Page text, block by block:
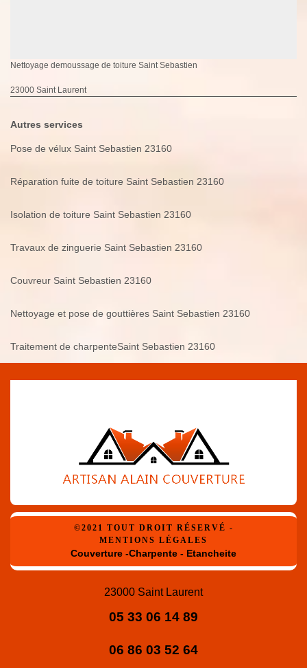
Nettoyage demoussage de toiture Saint Sebastien
23000 Saint Laurent
Autres services
Pose de vélux Saint Sebastien 23160
Réparation fuite de toiture Saint Sebastien 23160
Isolation de toiture Saint Sebastien 23160
Travaux de zinguerie Saint Sebastien 23160
Couvreur Saint Sebastien 23160
Nettoyage et pose de gouttières Saint Sebastien 23160
Traitement de charpenteSaint Sebastien 23160
©2021 TOUT DROIT RÉSERVÉ -
MENTIONS LÉGALES
Couverture -Charpente - Etancheite
23000 Saint Laurent
05 33 06 14 89
06 86 03 52 64